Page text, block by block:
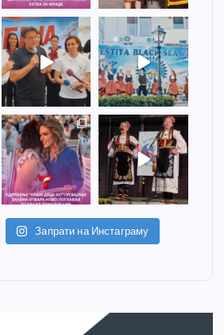
Запрати на Инстаграму